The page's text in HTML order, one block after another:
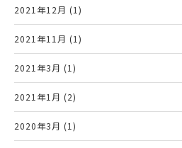
2021年12月 (1)
2021年11月 (1)
2021年3月 (1)
2021年1月 (2)
2020年3月 (1)